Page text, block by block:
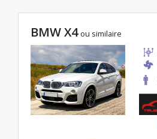
BMW X4 ou similaire